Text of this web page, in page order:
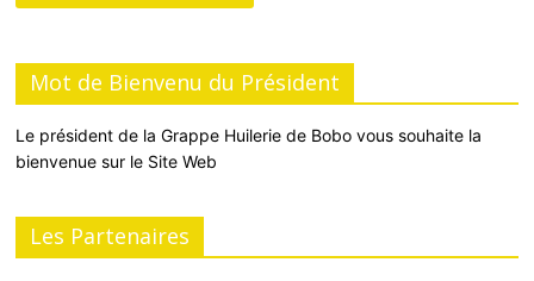
Mot de Bienvenu du Président
Le président de la Grappe Huilerie de Bobo vous souhaite la
bienvenue sur le Site Web
Les Partenaires